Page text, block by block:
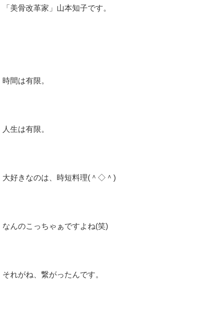
in/home/plu
ugins/sns-c
ache.php on
「美骨改革家」山本知子です。
時間は有限。
人生は有限。
大好きなのは、時短料理(＾◇＾)
なんのこっちゃぁですよね(笑)
それがね、繋がったんです。